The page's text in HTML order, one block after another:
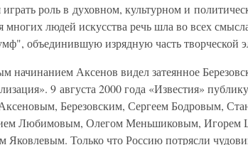
играть роль в духовном, культурном и
многих людей искусства речь шла во всех
объединившую изрядную часть творческой
начинанием Аксенов видел затеянное
9 августа 2000 года «Известия»
Березовским, Сергеем Бодровым,
Любимовым, Олегом Меньшиковым, Игорем
Яковлевым. Только что Россию потрясли